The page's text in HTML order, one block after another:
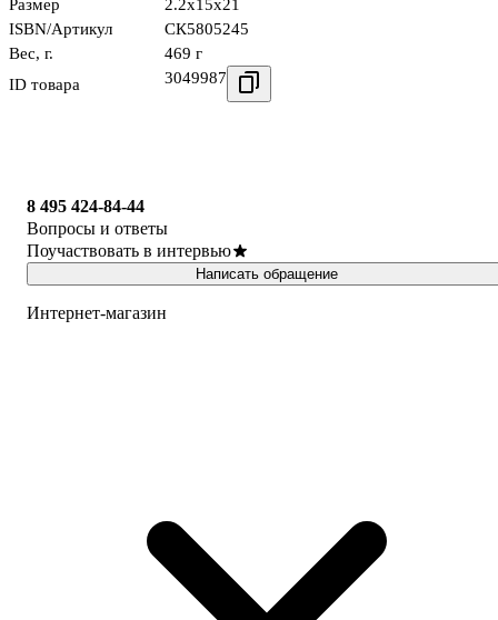
Размер
2.2x15x21
ISBN/Артикул
СК5805245
Вес, г.
469 г
ID товара
3049987
8 495 424-84-44
Вопросы и ответы
Поучаствовать в интервью
Написать обращение
Интернет-магазин